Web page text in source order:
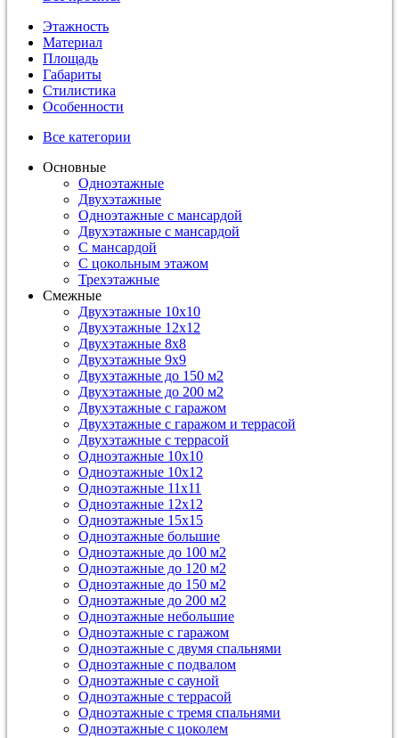
Этажность
Материал
Площадь
Габариты
Стилистика
Особенности
Все категории
Основные
Одноэтажные
Двухэтажные
Одноэтажные с мансардой
Двухэтажные с мансардой
С мансардой
С цокольным этажом
Трехэтажные
Смежные
Двухэтажные 10х10
Двухэтажные 12х12
Двухэтажные 8х8
Двухэтажные 9х9
Двухэтажные до 150 м2
Двухэтажные до 200 м2
Двухэтажные с гаражом
Двухэтажные с гаражом и террасой
Двухэтажные с террасой
Одноэтажные 10х10
Одноэтажные 10х12
Одноэтажные 11х11
Одноэтажные 12х12
Одноэтажные 15х15
Одноэтажные большие
Одноэтажные до 100 м2
Одноэтажные до 120 м2
Одноэтажные до 150 м2
Одноэтажные до 200 м2
Одноэтажные небольшие
Одноэтажные с гаражом
Одноэтажные с двумя спальнями
Одноэтажные с подвалом
Одноэтажные с сауной
Одноэтажные с террасой
Одноэтажные с тремя спальнями
Одноэтажные с цоколем